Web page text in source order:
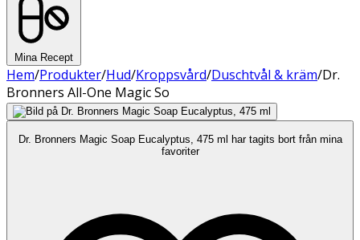
Mina Recept
Hem/Produkter/Hud/Kroppsvård/Duschtvål & kräm/Dr.
Bronners All-One Magic So
Dr. Bronners Magic Soap Eucalyptus, 475 ml har tagits bort från mina
favoriter